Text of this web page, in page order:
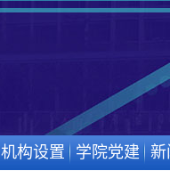
机构设置 学院党建 新